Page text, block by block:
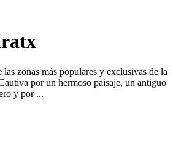
zonas más populares y exclusivas de la
por un hermoso paisaje, un antiguo
y por ...